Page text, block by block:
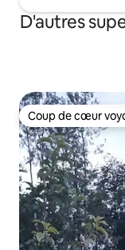
D'autres
Coup de cœur
Coup de cœur